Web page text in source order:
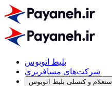
بلیط اتوبوس
شرکت‌های مسافربری
استعلام و کنسلی بلیط اتوبوس